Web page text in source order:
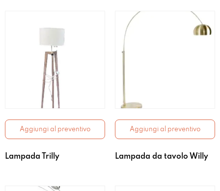
Aggiungi al preventivo Aggiungi al preventivo
Lampada Trilly Lampada da tavolo Willy